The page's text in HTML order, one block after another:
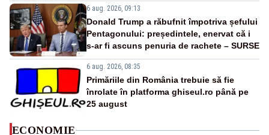
6 aug. 2026, 09:13
Donald Trump a răbufnit împotriva șefului
Pentagonului: președintele, enervat că i
s-ar fi ascuns penuria de rachete – SURSE
6 aug. 2026, 08:35
Primăriile din România trebuie să fie
înrolate în platforma ghiseul.ro până pe
25 august
ECONOMIE